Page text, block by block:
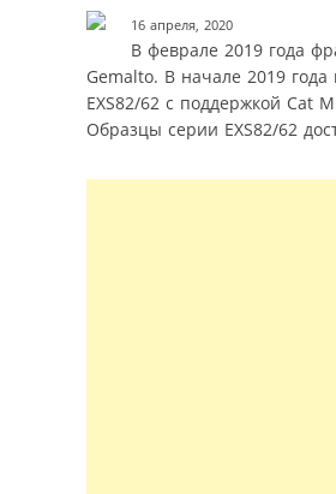
16 апреля, 2020
В феврале 2019 года
Gemalto. В начале 2019
EXS82/62 с поддержкой Cat
Образцы серии EXS82/62